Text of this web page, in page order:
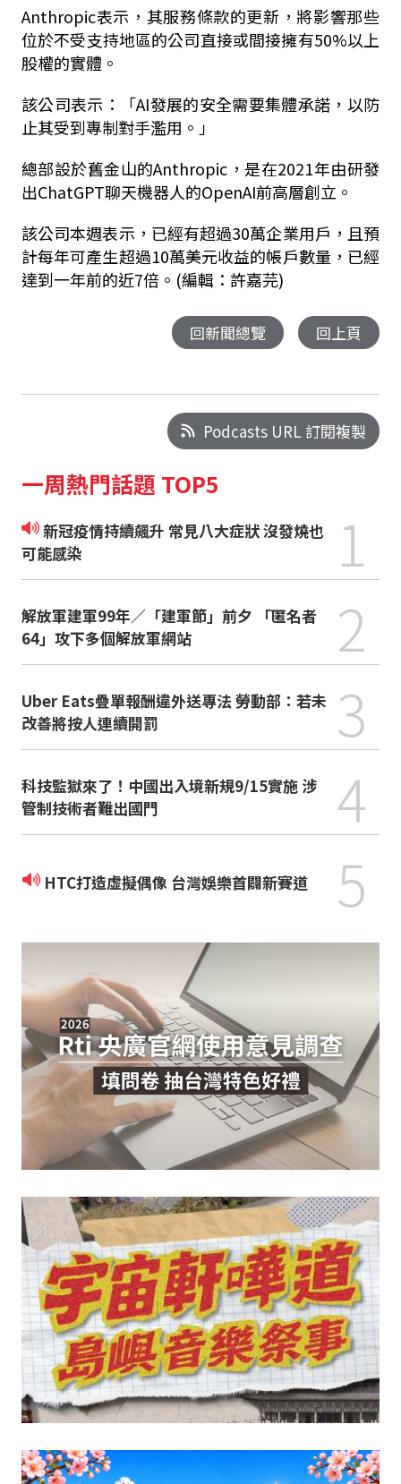
Anthropic表示，其服務條款的更新，將影響那些
位於不受支持地區的公司直接或間接擁有50%以上
股權的實體。
該公司表示：「AI發展的安全需要集體承諾，以防
止其受到專制對手濫用。」
總部設於舊金山的Anthropic，是在2021年由研發
出ChatGPT聊天機器人的OpenAI前高層創立。
該公司本週表示，已經有超過30萬企業用戶，且預
計每年可產生超過10萬美元收益的帳戶數量，已經
達到一年前的近7倍。(編輯：許嘉芫)
回新聞總覽 回上頁
Podcasts URL 訂閱複製
一周熱門話題 TOP5
新冠疫情持續飆升 常見八大症狀 沒發燒也
可能感染
1
解放軍建軍99年／「建軍節」前夕 「匿名者
64」攻下多個解放軍網站
2
Uber Eats疊單報酬違外送專法 勞動部：若未
改善將按人連續開罰
3
科技監獄來了！中國出入境新規9/15實施 涉
管制技術者難出國門
4
HTC打造虛擬偶像 台灣娛樂首闢新賽道 5